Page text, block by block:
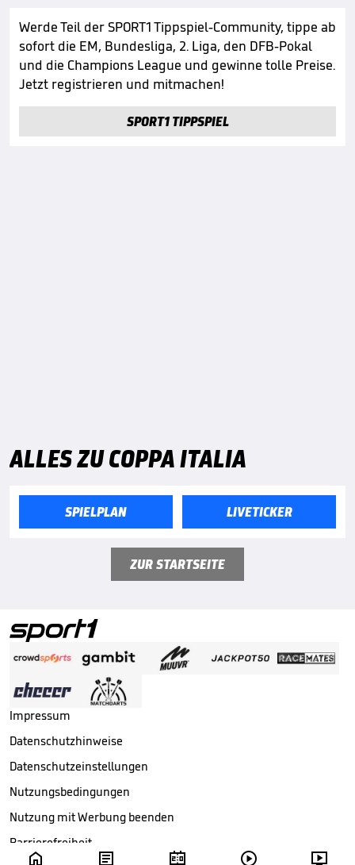
Werde Teil der SPORT1 Tippspiel-Community, tippe ab
sofort die EM, Bundesliga, 2. Liga, den DFB-Pokal
und die Champions League und gewinne tolle Preise.
Jetzt registrieren und mitmachen!
SPORT1 TIPPSPIEL
ALLES ZU COPPA ITALIA
SPIELPLAN LIVETICKER
    
ZUR STARTSEITE
Impressum
Datenschutzhinweise
Datenschutzeinstellungen
Nutzungsbedingungen
Nutzung mit Werbung beenden
Barrierefreiheit